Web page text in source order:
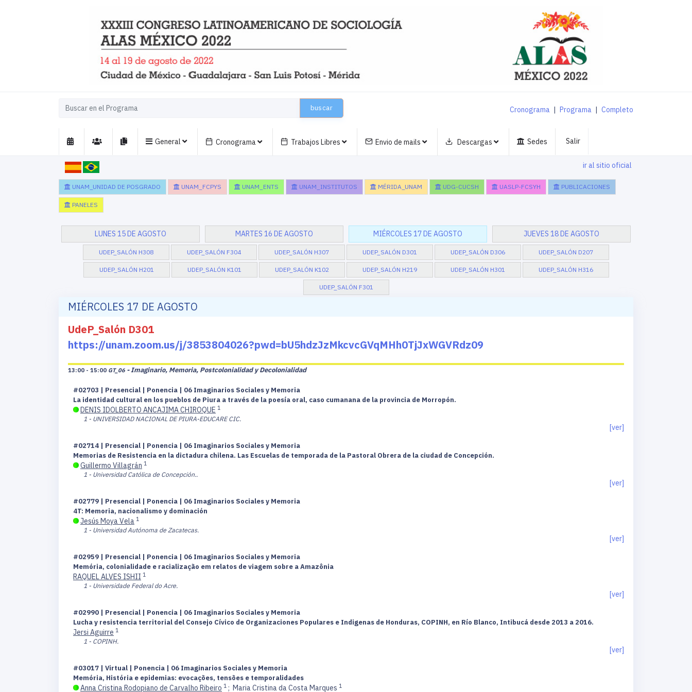
buscar Cronograma | Programa | Completo
General Cronograma Trabajos Libres Envio de mails Descargas Sedes Salir
ir al sitio oficial
UNAM_UNIDAD DE POSGRADO UNAM_FCPYS UNAM_ENTS UNAM_INSTITUTOS MÉRIDA_UNAM UDG-CUCSH UASLP-FCSYH PUBLICACIONES
PANELES
LUNES 15 DE AGOSTO MARTES 16 DE AGOSTO MIÉRCOLES 17 DE AGOSTO JUEVES 18 DE AGOSTO
UDEP_SALÓN H308 UDEP_SALÓN F304 UDEP_SALÓN H307 UDEP_SALÓN D301 UDEP_SALÓN D306 UDEP_SALÓN D207
UDEP_SALÓN H201 UDEP_SALÓN K101 UDEP_SALÓN K102 UDEP_SALÓN H219 UDEP_SALÓN H301 UDEP_SALÓN H316
UDEP_SALÓN F301
MIÉRCOLES 17 DE AGOSTO
UdeP_Salón D301
https://unam.zoom.us/j/3853804026?pwd=bU5hdzJzMkcvcGVqMHh0TjJxWGVRdz09
13:00 - 15:00 GT_06 - Imaginario, Memoria, Postcolonialidad y Decolonialidad
#02703 | Presencial | Ponencia | 06 Imaginarios Sociales y Memoria
La identidad cultural en los pueblos de Piura a través de la poesía oral, caso cumanana de la provincia de Morropón.
DENIS IDOLBERTO ANCAJIMA CHIROQUE 1
1 - UNIVERSIDAD NACIONAL DE PIURA-EDUCARE CIC.
[ver]
#02714 | Presencial | Ponencia | 06 Imaginarios Sociales y Memoria
Memorias de Resistencia en la dictadura chilena. Las Escuelas de temporada de la Pastoral Obrera de la ciudad de Concepción.
Guillermo Villagrán 1
1 - Universidad Católica de Concepción..
[ver]
#02779 | Presencial | Ponencia | 06 Imaginarios Sociales y Memoria
4T: Memoria, nacionalismo y dominación
Jesús Moya Vela 1
1 - Universidad Autónoma de Zacatecas.
[ver]
#02959 | Presencial | Ponencia | 06 Imaginarios Sociales y Memoria
Memória, colonialidade e racialização em relatos de viagem sobre a Amazônia
RAQUEL ALVES ISHII 1
1 - Universidade Federal do Acre.
[ver]
#02990 | Presencial | Ponencia | 06 Imaginarios Sociales y Memoria
Lucha y resistencia territorial del Consejo Cívico de Organizaciones Populares e Indigenas de Honduras, COPINH, en Río Blanco, Intibucá desde 2013 a 2016.
Jersi Aguirre 1
1 - COPINH.
[ver]
#03017 | Virtual | Ponencia | 06 Imaginarios Sociales y Memoria
Memória, História e epidemias: evocações, tensões e temporalidades
Anna Cristina Rodopiano de Carvalho Ribeiro 1 ; Maria Cristina da Costa Marques 1